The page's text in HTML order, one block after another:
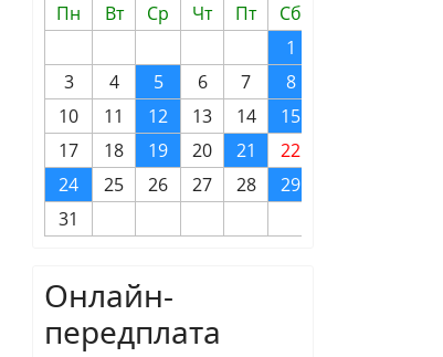
Пн
Вт Ср Чт Пт Сб
1
3
4 5 6 7 8
10
11 12 13 14 15
17
18 19 20 21 22
24
25 26 27 28 29
31
Онлайн-
передплата